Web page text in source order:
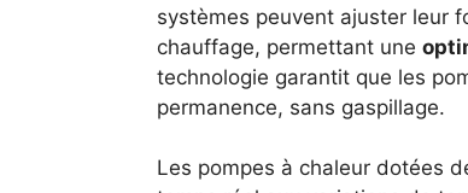
systèmes peuvent ajuster leur
chauffage, permettant une
technologie garantit que les
permanence, sans gaspillage.
Les pompes à chaleur dotées